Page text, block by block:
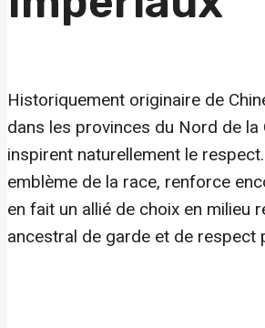
Historiquement originaire de
dans les provinces du Nord de
inspirent naturellement le
emblème de la race, renforce
en fait un allié de choix en milieu
ancestral de garde et de respect